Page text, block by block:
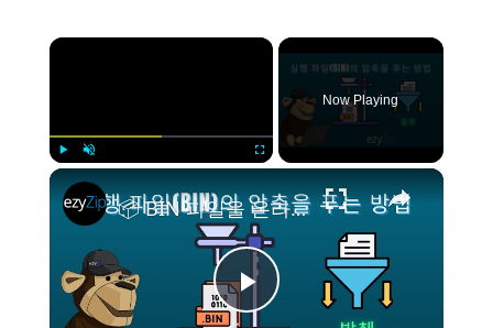
×
Now Playing
×
P
📦 BIN 파일을 온라인에서 무료로 추출하는 방법 | 소프트웨어 설치 불필요